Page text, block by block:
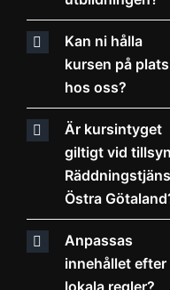
Kan ni hålla
kursen på plats
hos oss?
Är kursintyget
giltigt vid
Östra
Anpassas
innehållet efter